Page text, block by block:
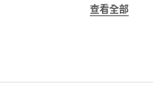
查看全部